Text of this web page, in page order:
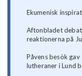
Ekumenisk
Aftonbladet
reaktionerna på
Påvens besök
lutheraner i Lund